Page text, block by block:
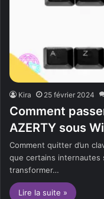
Kira 25 février 2024
Comment
AZERTY sous
Comment quitter d’un
que certains internautes
transformer…
Lire la suite »